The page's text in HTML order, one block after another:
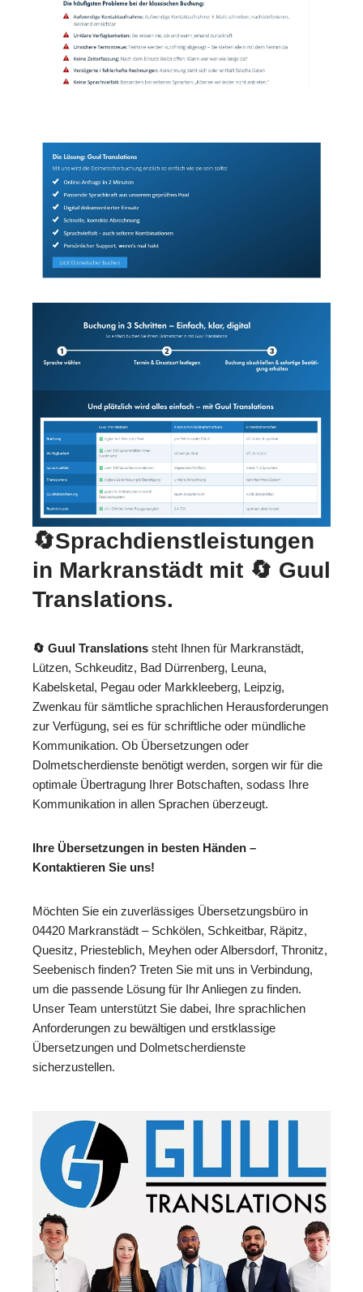
🔄Sprachdienstleistungen
in Markranstädt mit 🔄 Guul
Translations.
🔄 Guul Translations steht Ihnen für Markranstädt,
Lützen, Schkeuditz, Bad Dürrenberg, Leuna,
Kabelsketal, Pegau oder Markkleeberg, Leipzig,
Zwenkau für sämtliche sprachlichen Herausforderungen
zur Verfügung, sei es für schriftliche oder mündliche
Kommunikation. Ob Übersetzungen oder
Dolmetscherdienste benötigt werden, sorgen wir für die
optimale Übertragung Ihrer Botschaften, sodass Ihre
Kommunikation in allen Sprachen überzeugt.
Ihre Übersetzungen in besten Händen –
Kontaktieren Sie uns!
Möchten Sie ein zuverlässiges Übersetzungsbüro in
04420 Markranstädt – Schkölen, Schkeitbar, Räpitz,
Quesitz, Priesteblich, Meyhen oder Albersdorf, Thronitz,
Seebenisch finden? Treten Sie mit uns in Verbindung,
um die passende Lösung für Ihr Anliegen zu finden.
Unser Team unterstützt Sie dabei, Ihre sprachlichen
Anforderungen zu bewältigen und erstklassige
Übersetzungen und Dolmetscherdienste
sicherzustellen.